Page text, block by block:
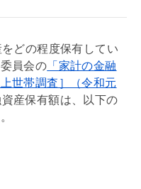
をどの程度保有してい
員会の 「家計の金融
世帯調査］（令和元
産保有額は、以下の